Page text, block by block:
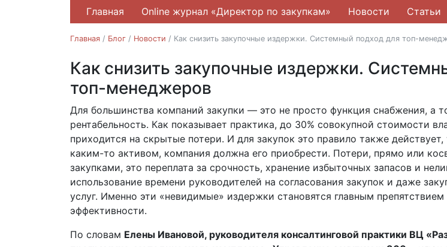
Главная Online журнал «Директор по закупкам» Новости Статьи
Главная / Блог / Новости / Как снизить закупочные издержки. Системный подход для топ-
Новости
Как снизить закупочные издержки.
топ-менеджеров
27.10.2025
Для большинства компаний закупки — это не просто функция снабжения, а
рентабельность. Как показывает практика, до 30% совокупной стоимости
приходится на скрытые потери. И для закупок это правило также действует,
каким-то активом, компания должна его приобрести. Потери, прямо или
закупками, это переплата за срочность, хранение избыточных запасов и
использование времени руководителей на согласования закупок и даже
услуг. Именно эти «невидимые» издержки становятся главным
эффективности.
По словам Елены Ивановой, руководителя консалтинговой практики ВЦ